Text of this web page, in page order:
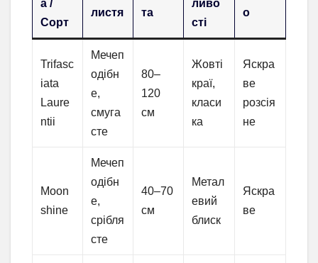
а /
Сорт
листя
та
ливо
сті
о
Trifasc
iata
Laure
ntii
Мечеп
одібн
е,
смуга
сте
80–
120
см
Жовті
краї,
класи
ка
Яскра
ве
розсія
не
Moon
shine
Мечеп
одібн
е,
срібля
сте
40–70
см
Метал
евий
блиск
Яскра
ве